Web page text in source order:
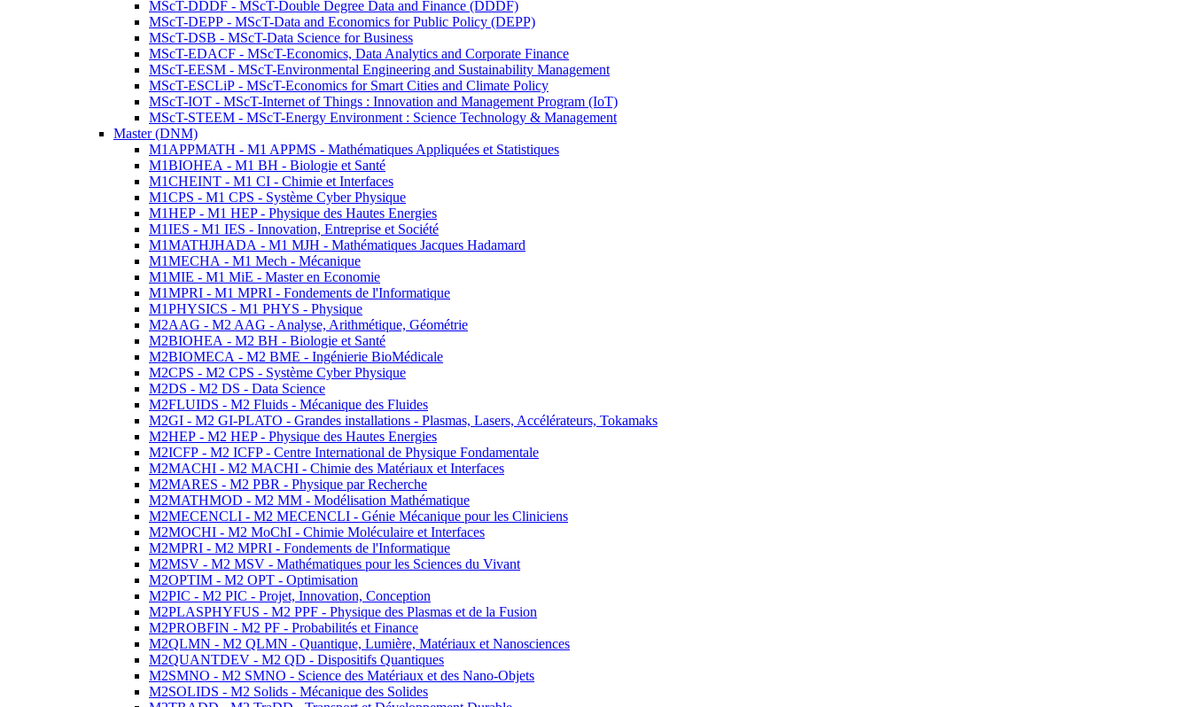
MScT-DDDF - MScT-Double Degree Data and Finance (DDDF)
MScT-DEPP - MScT-Data and Economics for Public Policy (DEPP)
MScT-DSB - MScT-Data Science for Business
MScT-EDACF - MScT-Economics, Data Analytics and Corporate Finance
MScT-EESM - MScT-Environmental Engineering and Sustainability Management
MScT-ESCLiP - MScT-Economics for Smart Cities and Climate Policy
MScT-IOT - MScT-Internet of Things : Innovation and Management Program (IoT)
MScT-STEEM - MScT-Energy Environment : Science Technology & Management
Master (DNM)
M1APPMATH - M1 APPMS - Mathématiques Appliquées et Statistiques
M1BIOHEA - M1 BH - Biologie et Santé
M1CHEINT - M1 CI - Chimie et Interfaces
M1CPS - M1 CPS - Système Cyber Physique
M1HEP - M1 HEP - Physique des Hautes Energies
M1IES - M1 IES - Innovation, Entreprise et Société
M1MATHJHADA - M1 MJH - Mathématiques Jacques Hadamard
M1MECHA - M1 Mech - Mécanique
M1MIE - M1 MiE - Master en Economie
M1MPRI - M1 MPRI - Fondements de l'Informatique
M1PHYSICS - M1 PHYS - Physique
M2AAG - M2 AAG - Analyse, Arithmétique, Géométrie
M2BIOHEA - M2 BH - Biologie et Santé
M2BIOMECA - M2 BME - Ingénierie BioMédicale
M2CPS - M2 CPS - Système Cyber Physique
M2DS - M2 DS - Data Science
M2FLUIDS - M2 Fluids - Mécanique des Fluides
M2GI - M2 GI-PLATO - Grandes installations - Plasmas, Lasers, Accélérateurs, Tokamaks
M2HEP - M2 HEP - Physique des Hautes Energies
M2ICFP - M2 ICFP - Centre International de Physique Fondamentale
M2MACHI - M2 MACHI - Chimie des Matériaux et Interfaces
M2MARES - M2 PBR - Physique par Recherche
M2MATHMOD - M2 MM - Modélisation Mathématique
M2MECENCLI - M2 MECENCLI - Génie Mécanique pour les Cliniciens
M2MOCHI - M2 MoChI - Chimie Moléculaire et Interfaces
M2MPRI - M2 MPRI - Fondements de l'Informatique
M2MSV - M2 MSV - Mathématiques pour les Sciences du Vivant
M2OPTIM - M2 OPT - Optimisation
M2PIC - M2 PIC - Projet, Innovation, Conception
M2PLASPHYFUS - M2 PPF - Physique des Plasmas et de la Fusion
M2PROBFIN - M2 PF - Probabilités et Finance
M2QLMN - M2 QLMN - Quantique, Lumière, Matériaux et Nanosciences
M2QUANTDEV - M2 QD - Dispositifs Quantiques
M2SMNO - M2 SMNO - Science des Matériaux et des Nano-Objets
M2SOLIDS - M2 Solids - Mécanique des Solides